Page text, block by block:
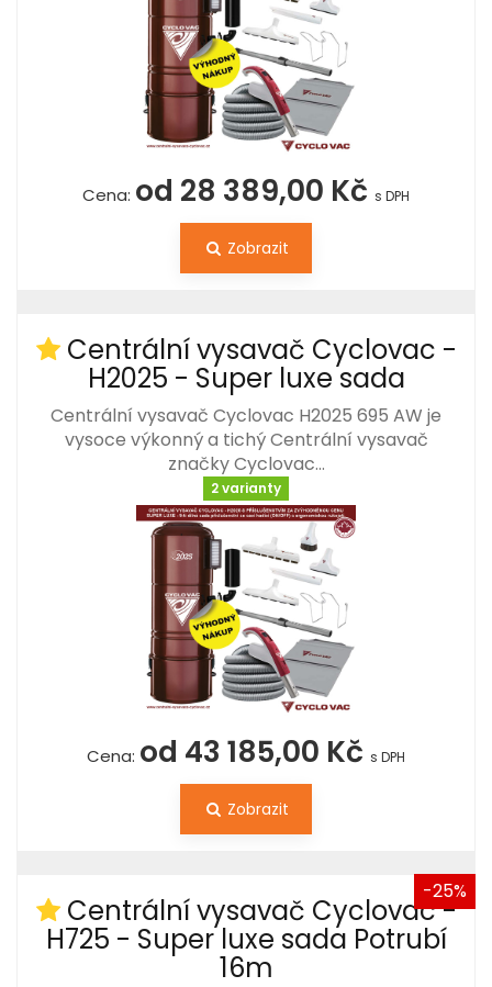
Cena: od 28 389,00 Kč s DPH
Zobrazit
Centrální vysavač Cyclovac -
H2025 - Super luxe sada
Centrální vysavač Cyclovac H2025 695 AW je
vysoce výkonný a tichý Centrální vysavač
značky Cyclovac…
2 varianty
Cena: od 43 185,00 Kč s DPH
Zobrazit
-25%
Centrální vysavač Cyclovac -
H725 - Super luxe sada Potrubí
16m